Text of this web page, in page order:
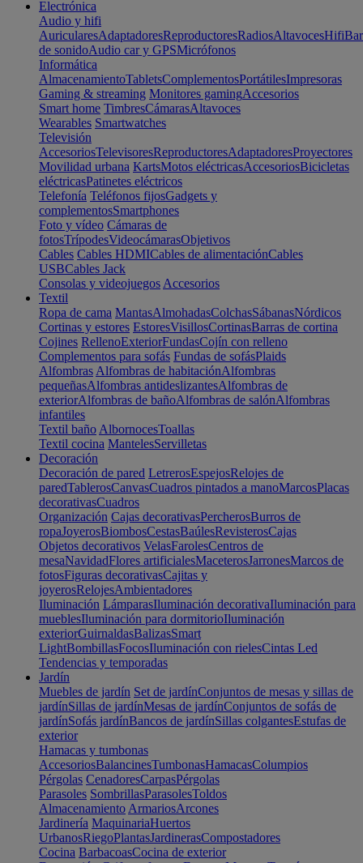
Electrónica
Audio y hifi
AuricularesAdaptadoresReproductoresRadiosAltavocesHifi
de sonidoAudio car y GPSMicrófonos
Informática
AlmacenamientoTabletsComplementosPortátilesImpresoras
Gaming & streaming Monitores gamingAccesorios
Smart home TimbresCámarasAltavoces
Wearables Smartwatches
Televisión
AccesoriosTelevisoresReproductoresAdaptadoresProyectores
Movilidad urbana KartsMotos eléctricasAccesoriosBicicletas
eléctricasPatinetes eléctricos
Telefonía Teléfonos fijosGadgets y
complementosSmartphones
Foto y vídeo Cámaras de
fotosTrípodesVideocámarasObjetivos
Cables Cables HDMICables de alimentaciónCables
USBCables Jack
Consolas y videojuegos Accesorios
Textil
Ropa de cama MantasAlmohadasColchasSábanasNórdicos
Cortinas y estores EstoresVisillosCortinasBarras de cortina
Cojines RellenoExteriorFundasCojín con relleno
Complementos para sofás Fundas de sofásPlaids
Alfombras Alfombras de habitaciónAlfombras
pequeñasAlfombras antideslizantesAlfombras de
exteriorAlfombras de bañoAlfombras de salónAlfombras
infantiles
Textil baño AlbornocesToallas
Textil cocina MantelesServilletas
Decoración
Decoración de pared LetrerosEspejosRelojes de
paredTablerosCanvasCuadros pintados a manoMarcosPlacas
decorativasCuadros
Organización Cajas decorativasPercherosBurros de
ropaJoyerosBiombosCestasBaúlesRevisterosCajas
Objetos decorativos VelasFarolesCentros de
mesaNavidadFlores artificialesMaceterosJarronesMarcos de
fotosFiguras decorativasCajitas y
joyerosRelojesAmbientadores
Iluminación LámparasIluminación decorativaIluminación para
mueblesIluminación para dormitorioIluminación
exteriorGuirnaldasBalizasSmart
LightBombillasFocosIluminación con rielesCintas Led
Tendencias y temporadas
Jardín
Muebles de jardín Set de jardínConjuntos de mesas y sillas de
jardínSillas de jardínMesas de jardínConjuntos de sofás de
jardínSofás jardínBancos de jardínSillas colgantesEstufas de
exterior
Hamacas y tumbonas
AccesoriosBalancinesTumbonasHamacasColumpios
Pérgolas CenadoresCarpasPérgolas
Parasoles SombrillasParasolesToldos
Almacenamiento ArmariosArcones
Jardinería MaquinariaHuertos
UrbanosRiegoPlantasJardinerasCompostadores
Cocina BarbacoasCocina de exterior